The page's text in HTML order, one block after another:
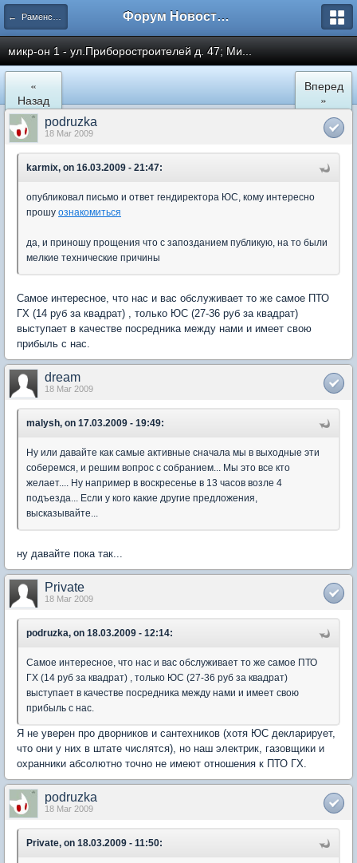
← Раменское Форум Новостройки
микр-он 1 - ул.Приборостроителей д. 47; Ми...
«
Назад
Вперед
»
podruzka
18 Mar 2009
karmix, on 16.03.2009 - 21:47:
опубликовал письмо и ответ гендиректора ЮС, кому интересно
прошу ознакомиться
да, и приношу прощения что с запозданием публикую, на то были
мелкие технические причины
Самое интересное, что нас и вас обслуживает то же самое ПТО
ГХ (14 руб за квадрат) , только ЮС (27-36 руб за квадрат)
выступает в качестве посредника между нами и имеет свою
прибыль с нас.
dream
18 Mar 2009
malysh, on 17.03.2009 - 19:49:
Ну или давайте как самые активные сначала мы в выходные эти
соберемся, и решим вопрос с собранием... Мы это все кто
желает.... Ну например в воскресенье в 13 часов возле 4
подъезда... Если у кого какие другие предложения,
высказывайте...
ну давайте пока так...
Private
18 Mar 2009
podruzka, on 18.03.2009 - 12:14:
Самое интересное, что нас и вас обслуживает то же самое ПТО
ГХ (14 руб за квадрат) , только ЮС (27-36 руб за квадрат)
выступает в качестве посредника между нами и имеет свою
прибыль с нас.
Я не уверен про дворников и сантехников (хотя ЮС декларирует,
что они у них в штате числятся), но наш электрик, газовщики и
охранники абсолютно точно не имеют отношения к ПТО ГХ.
podruzka
18 Mar 2009
Private, on 18.03.2009 - 11:50: